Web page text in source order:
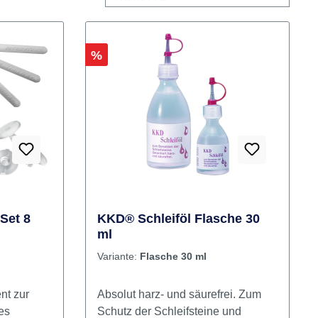
8
zur
Rabatt
%
KKD® Schleiföl Flasche 30
ml
Variante: Flasche 30 ml
Absolut harz- und säurefrei. Zum
Schutz der Schleifsteine und